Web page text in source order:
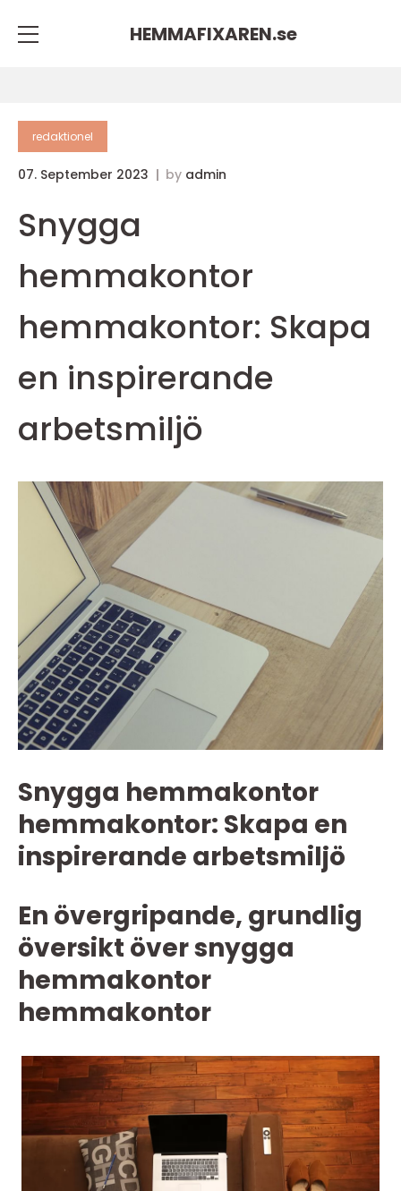
HEMMAFIXAREN.se
redaktionel
07. September 2023 by admin
Snygga
hemmakontor
hemmakontor: Skapa
en inspirerande
arbetsmiljö
Snygga hemmakontor
hemmakontor: Skapa en
inspirerande arbetsmiljö
En övergripande, grundlig
översikt över snygga
hemmakontor
hemmakontor